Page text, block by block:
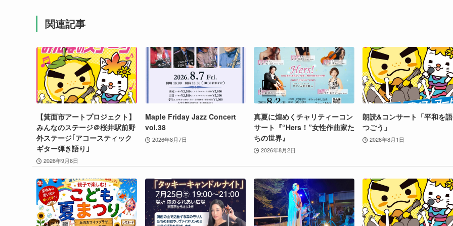
関連記事
【箕面市アートプロジェクト】
みんなのステージ＠桜井駅前野
外ステージ｢アコースティック
ギター弾き語り｣
2026年9月6日
Maple Friday Jazz Concert
vol.38
2026年8月7日
真夏に煌めくチャリティーコン
サート『“Hers！”女性作曲家た
ちの世界』
2026年8月2日
朗読&コンサート「平和を
つごう」
2026年8月1日